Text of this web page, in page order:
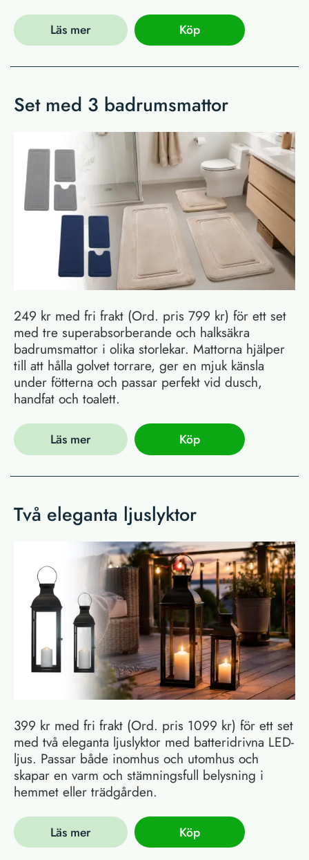
Läs mer Köp
Set med 3 badrumsmattor
249 kr med fri frakt (Ord. pris 799 kr) för ett set
med tre superabsorberande och halksäkra
badrumsmattor i olika storlekar. Mattorna hjälper
till att hålla golvet torrare, ger en mjuk känsla
under fötterna och passar perfekt vid dusch,
handfat och toalett.
Läs mer Köp
Två eleganta ljuslyktor
399 kr med fri frakt (Ord. pris 1099 kr) för ett set
med två eleganta ljuslyktor med batteridrivna LED-
ljus. Passar både inomhus och utomhus och
skapar en varm och stämningsfull belysning i
hemmet eller trädgården.
Läs mer Köp